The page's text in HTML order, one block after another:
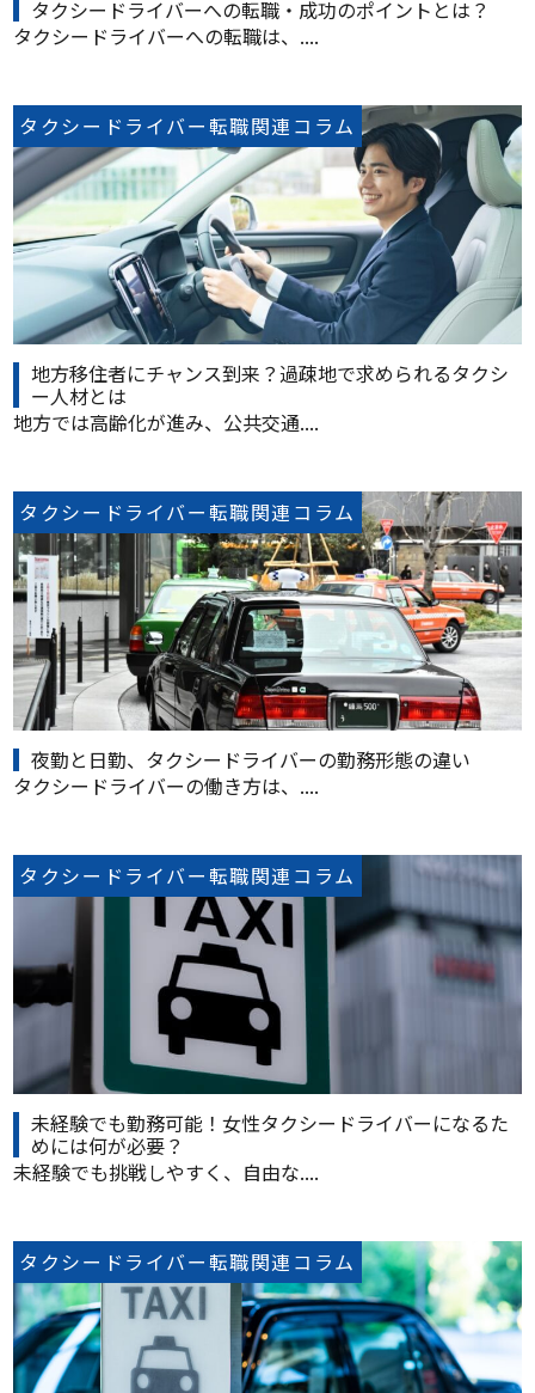
タクシードライバーへの転職・成功のポイントとは？
タクシードライバーへの転職は、....
タクシードライバー転職関連コラム
地方移住者にチャンス到来？過疎地で求められるタクシ
ー人材とは
地方では高齢化が進み、公共交通....
タクシードライバー転職関連コラム
夜勤と日勤、タクシードライバーの勤務形態の違い
タクシードライバーの働き方は、....
タクシードライバー転職関連コラム
未経験でも勤務可能！女性タクシードライバーになるた
めには何が必要？
未経験でも挑戦しやすく、自由な....
タクシードライバー転職関連コラム